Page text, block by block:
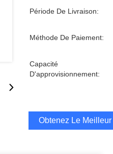
Période De Livraison:
Méthode De Paiement:
Capacité
D'approvisionnement:
Obtenez Le Meilleur